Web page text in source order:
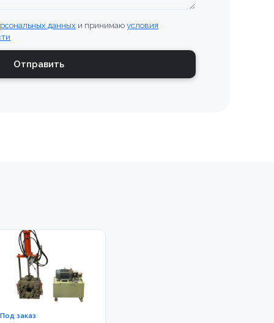
данных и принимаю условия
Отправить
Под заказ